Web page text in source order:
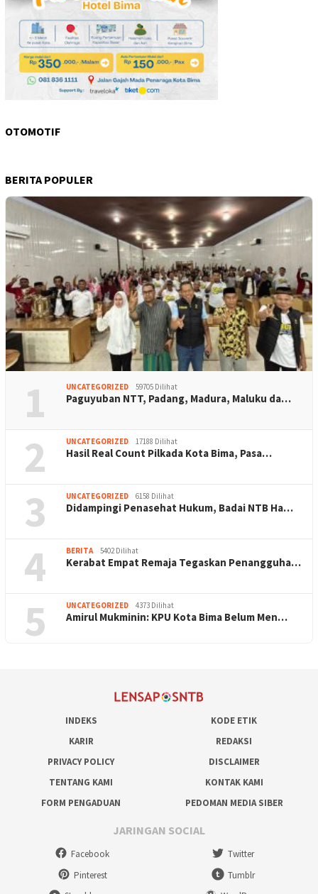
OTOMOTIF
BERITA POPULER
1 UNCATEGORIZED 59705 Dilihat
Paguyuban NTT, Padang, Madura, Maluku da…
2 UNCATEGORIZED 17188 Dilihat
Hasil Real Count Pilkada Kota Bima, Pasa…
3 UNCATEGORIZED 6158 Dilihat
Didampingi Penasehat Hukum, Badai NTB Ha…
4 BERITA 5402 Dilihat
Kerabat Empat Remaja Tegaskan Penangguha…
5 UNCATEGORIZED 4373 Dilihat
Amirul Mukminin: KPU Kota Bima Belum Men…
INDEKS
KODE ETIK
KARIR
REDAKSI
PRIVACY POLICY
DISCLAIMER
TENTANG KAMI
KONTAK KAMI
FORM PENGADUAN
PEDOMAN MEDIA SIBER
JARINGAN SOCIAL
Facebook
Twitter
Pinterest
Tumblr